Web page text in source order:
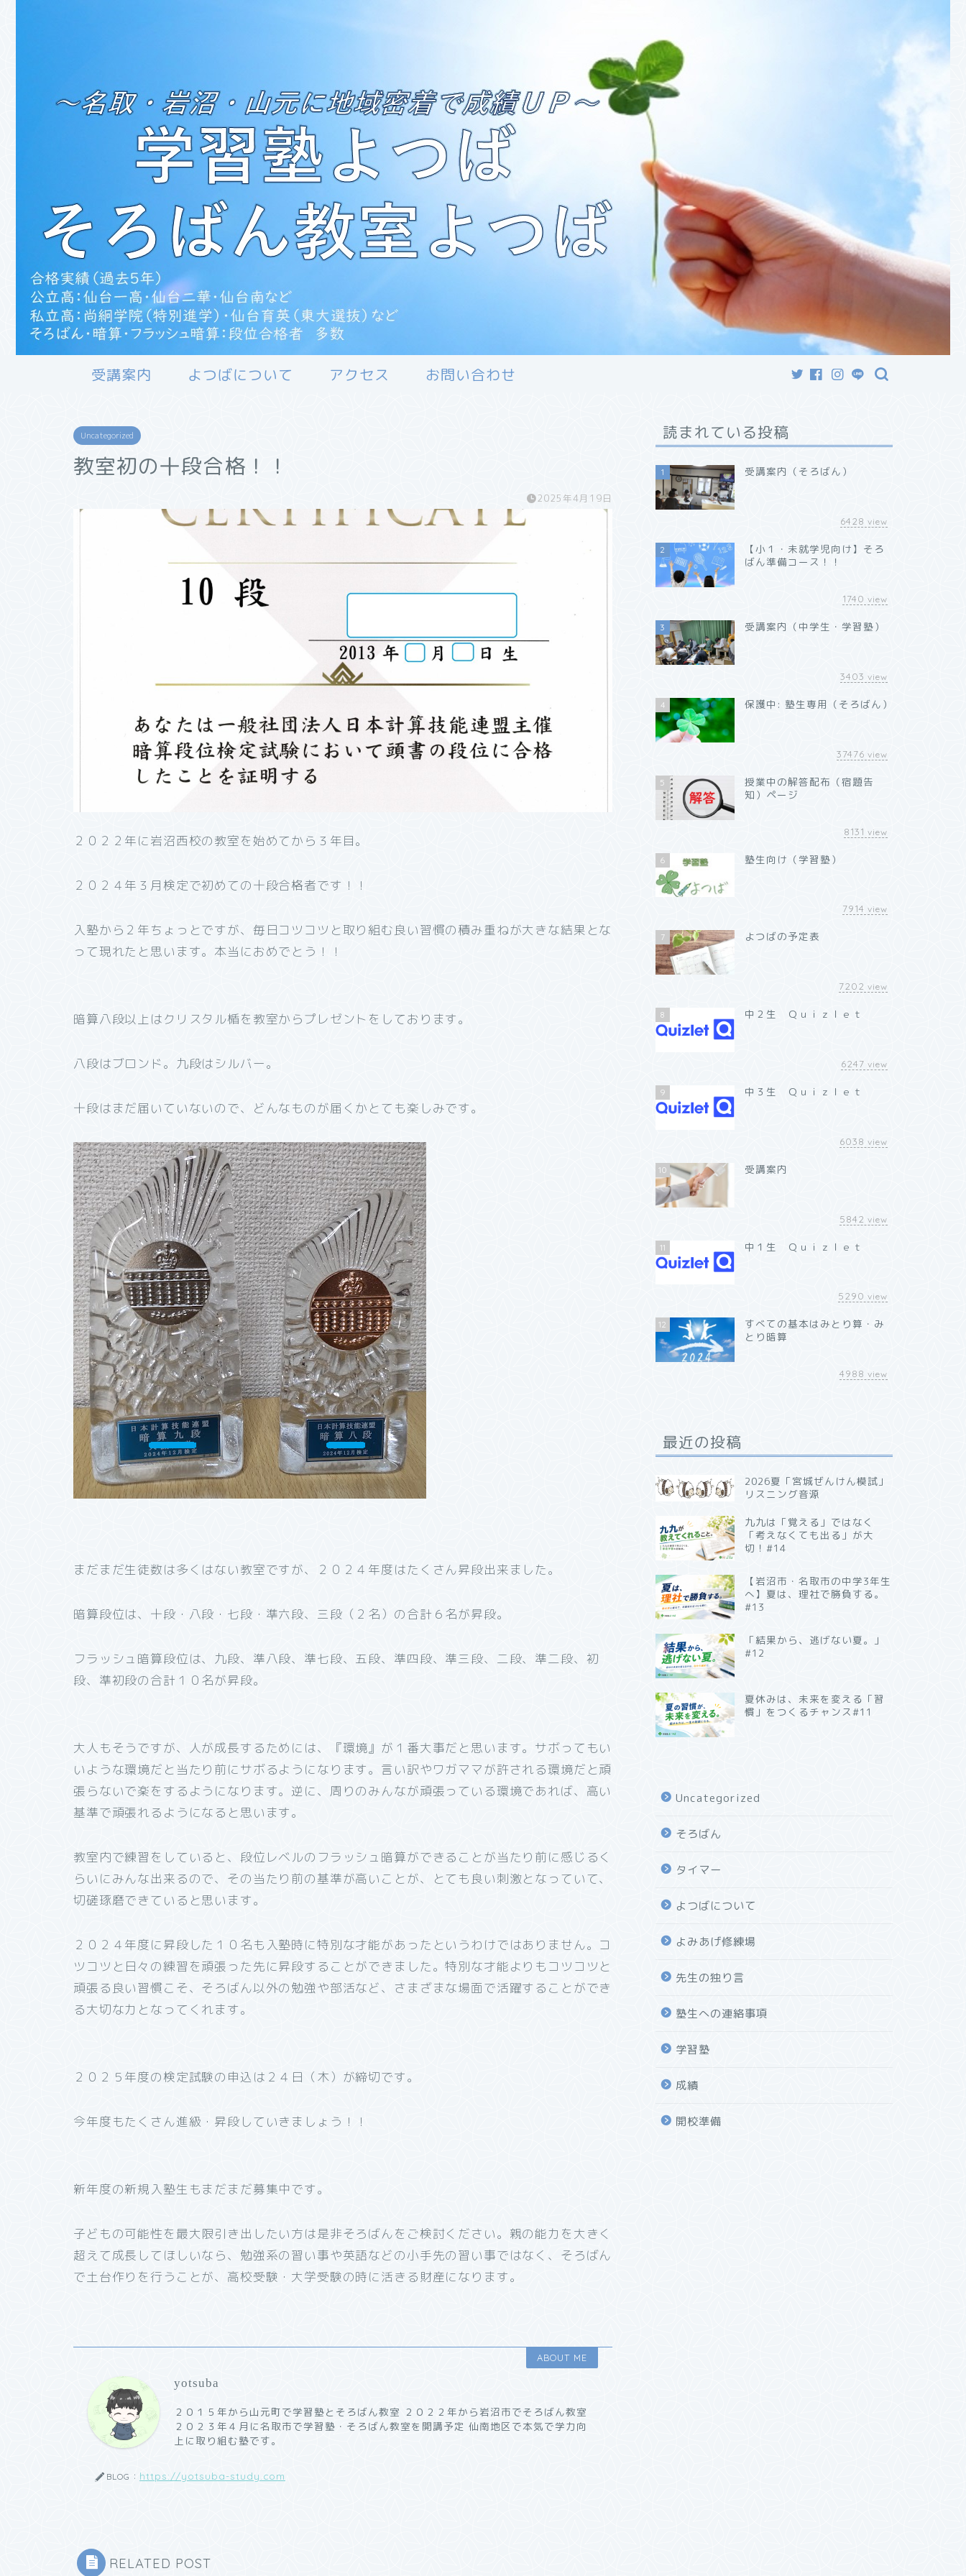
受講案内 よつばについて アクセス お問い合わせ
Uncategorized
教室初の十段合格！！
2025年4月19日
２０２２年に岩沼西校の教室を始めてから３年目。
２０２４年３月検定で初めての十段合格者です！！
入塾から２年ちょっとですが、毎日コツコツと取り組む良い習慣の積み重ねが大きな結果とな
って現れたと思います。本当におめでとう！！
暗算八段以上はクリスタル楯を教室からプレゼントをしております。
八段はブロンド。九段はシルバー。
十段はまだ届いていないので、どんなものが届くかとても楽しみです。
まだまだ生徒数は多くはない教室ですが、２０２４年度はたくさん昇段出来ました。
暗算段位は、十段・八段・七段・準六段、三段（２名）の合計６名が昇段。
フラッシュ暗算段位は、九段、準八段、準七段、五段、準四段、準三段、二段、準二段、初
段、準初段の合計１０名が昇段。
大人もそうですが、人が成長するためには、『環境』が１番大事だと思います。サボってもい
いような環境だと当たり前にサボるようになります。言い訳やワガママが許される環境だと頑
張らないで楽をするようになります。逆に、周りのみんなが頑張っている環境であれば、高い
基準で頑張れるようになると思います。
教室内で練習をしていると、段位レベルのフラッシュ暗算ができることが当たり前に感じるく
らいにみんな出来るので、その当たり前の基準が高いことが、とても良い刺激となっていて、
切磋琢磨できていると思います。
２０２４年度に昇段した１０名も入塾時に特別な才能があったというわけではありません。コ
ツコツと日々の練習を頑張った先に昇段することができました。特別な才能よりもコツコツと
頑張る良い習慣こそ、そろばん以外の勉強や部活など、さまざまな場面で活躍することができ
る大切な力となってくれます。
２０２５年度の検定試験の申込は２４日（木）が締切です。
今年度もたくさん進級・昇段していきましょう！！
新年度の新規入塾生もまだまだ募集中です。
子どもの可能性を最大限引き出したい方は是非そろばんをご検討ください。親の能力を大きく
超えて成長してほしいなら、勉強系の習い事や英語などの小手先の習い事ではなく、そろばん
で土台作りを行うことが、高校受験・大学受験の時に活きる財産になります。
ABOUT ME
yotsuba
２０１５年から山元町で学習塾とそろばん教室 ２０２２年から岩沼市でそろばん教室
２０２３年４月に名取市で学習塾・そろばん教室を開講予定 仙南地区で本気で学力向
上に取り組む塾です。
BLOG： https://yotsuba-study.com
RELATED POST
読まれている投稿
1 受講案内（そろばん）
6428 view
2
【小１・未就学児向け】そろ
ばん準備コース！！
1740 view
3 受講案内（中学生・学習塾）
3403 view
4 保護中: 塾生専用（そろばん）
37476 view
5
授業中の解答配布（宿題告
知）ページ
8131 view
6 塾生向け（学習塾）
7914 view
7 よつばの予定表
7202 view
8 中２生 Ｑｕｉｚｌｅｔ
6247 view
9 中３生 Ｑｕｉｚｌｅｔ
6038 view
10 受講案内
5842 view
11 中１生 Ｑｕｉｚｌｅｔ
5290 view
12
すべての基本はみとり算・み
とり暗算
4988 view
最近の投稿
2026夏「宮城ぜんけん模試」
リスニング音源
九九は「覚える」ではなく
「考えなくても出る」が大
切！#14
【岩沼市・名取市の中学3年生
へ】夏は、理社で勝負する。
#13
「結果から、逃げない夏。」
#12
夏休みは、未来を変える「習
慣」をつくるチャンス#11
Uncategorized
そろばん
タイマー
よつばについて
よみあげ修練場
先生の独り言
塾生への連絡事項
学習塾
成績
開校準備